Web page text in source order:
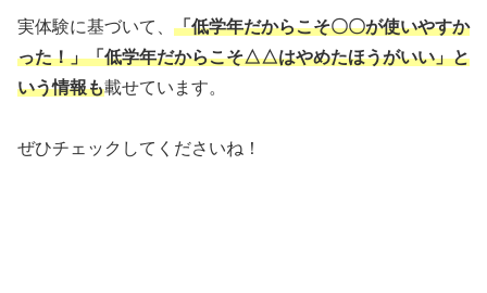
実体験に基づいて、 「低学年だからこそ〇〇が使いやすか
った！」「低学年だからこそ△△はやめたほうがいい」と
いう情報も載せています。
ぜひチェックしてくださいね！